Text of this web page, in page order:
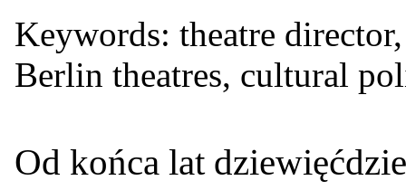
Keywords: theatre
Berlin theatres, cultural
Od końca lat